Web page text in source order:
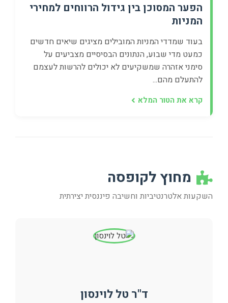
הפער המסוכן בין גידול הרווחים למחירי
המניות
בעוד שמדדי המניות המובילים מציגים שיאים חדשים
כמעט מדי שבוע, הנתונים הבסיסיים מצביעים על
סימני אזהרה שמשקיעים לא יכולים להרשות לעצמם
להתעלם מהם...
קרא את הטור המלא
מחוץ לקופסה
השקעות אלטרנטיביות וחשיבה פיננסית יצירתית
ד"ר טל לוינסון